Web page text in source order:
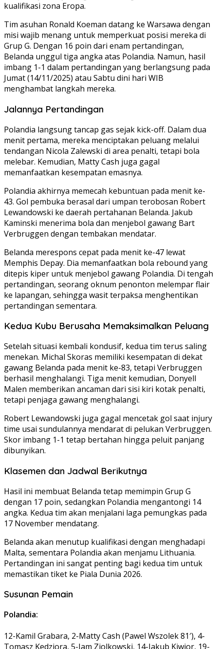
kualifikasi zona Eropa.
Tim asuhan Ronald Koeman datang ke Warsawa dengan
misi wajib menang untuk memperkuat posisi mereka di
Grup G. Dengan 16 poin dari enam pertandingan,
Belanda unggul tiga angka atas Polandia. Namun, hasil
imbang 1-1 dalam pertandingan yang berlangsung pada
Jumat (14/11/2025) atau Sabtu dini hari WIB
menghambat langkah mereka.
Jalannya Pertandingan
Polandia langsung tancap gas sejak kick-off. Dalam dua
menit pertama, mereka menciptakan peluang melalui
tendangan Nicola Zalewski di area penalti, tetapi bola
melebar. Kemudian, Matty Cash juga gagal
memanfaatkan kesempatan emasnya.
Polandia akhirnya memecah kebuntuan pada menit ke-
43. Gol pembuka berasal dari umpan terobosan Robert
Lewandowski ke daerah pertahanan Belanda. Jakub
Kaminski menerima bola dan menjebol gawang Bart
Verbruggen dengan tembakan mendatar.
Belanda merespons cepat pada menit ke-47 lewat
Memphis Depay. Dia memanfaatkan bola rebound yang
ditepis kiper untuk menjebol gawang Polandia. Di tengah
pertandingan, seorang oknum penonton melempar flair
ke lapangan, sehingga wasit terpaksa menghentikan
pertandingan sementara.
Kedua Kubu Berusaha Memaksimalkan Peluang
Setelah situasi kembali kondusif, kedua tim terus saling
menekan. Michal Skoras memiliki kesempatan di dekat
gawang Belanda pada menit ke-83, tetapi Verbruggen
berhasil menghalangi. Tiga menit kemudian, Donyell
Malen memberikan ancaman dari sisi kiri kotak penalti,
tetapi penjaga gawang menghalangi.
Robert Lewandowski juga gagal mencetak gol saat injury
time usai sundulannya mendarat di pelukan Verbruggen.
Skor imbang 1-1 tetap bertahan hingga peluit panjang
dibunyikan.
Klasemen dan Jadwal Berikutnya
Hasil ini membuat Belanda tetap memimpin Grup G
dengan 17 poin, sedangkan Polandia mengantongi 14
angka. Kedua tim akan menjalani laga pemungkas pada
17 November mendatang.
Belanda akan menutup kualifikasi dengan menghadapi
Malta, sementara Polandia akan menjamu Lithuania.
Pertandingan ini sangat penting bagi kedua tim untuk
memastikan tiket ke Piala Dunia 2026.
Susunan Pemain
Polandia:
12-Kamil Grabara, 2-Matty Cash (Pawel Wszolek 81′), 4-
Tomasz Kedziora, 5-Jam Ziolkowski, 14-Jakub Kiwior, 19-